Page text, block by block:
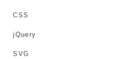
CSS
jQuery
SVG